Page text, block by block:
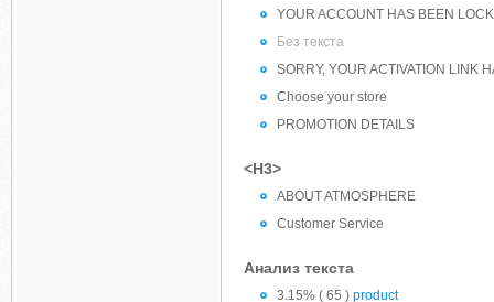
YOUR ACCOUNT HAS BEEN
Без текста
SORRY, YOUR ACTIVATION LINK
Choose your store
PROMOTION DETAILS
<H3>
ABOUT ATMOSPHERE
Customer Service
Анализ текста
3.15% ( 65 ) product